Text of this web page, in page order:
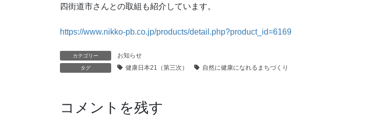
四街道市さんとの取組も紹介しています。
https://www.nikko-pb.co.jp/products/detail.php?product_id=6169
カテゴリー お知らせ
タグ 健康日本21（第三次） 自然に健康になれるまちづくり
コメントを残す